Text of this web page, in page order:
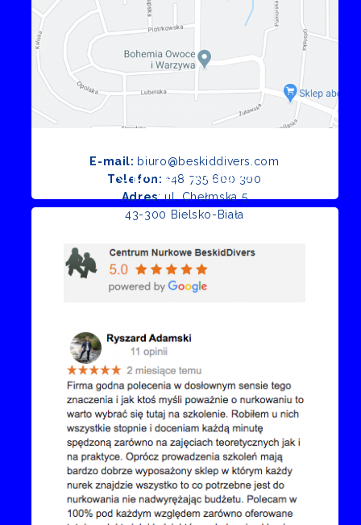
E-mail: biuro@beskiddivers.com
Telefon: +48 735 600 300
Adres: ul. Chełmska 5
43-300 Bielsko-Biała
Opinie Google